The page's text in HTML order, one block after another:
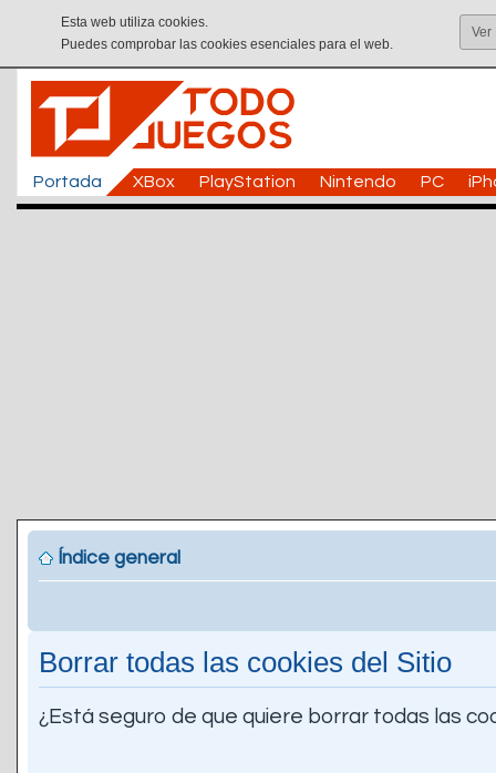
Esta web utiliza cookies.
Puedes comprobar las cookies esenciales para el web.
Ver
Portada XBox PlayStation Nintendo PC
Índice general
Borrar todas las cookies del Sitio
¿Está seguro de que quiere borrar todas las